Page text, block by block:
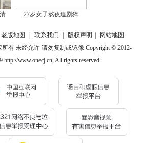
27岁女子熬夜追剧猝
老版地图 联系我们 版权声明
网站地图
有 未经允许 请勿复制或镜像 Copyright © 2012-
http://www.onecj.cn, All rights reserved.